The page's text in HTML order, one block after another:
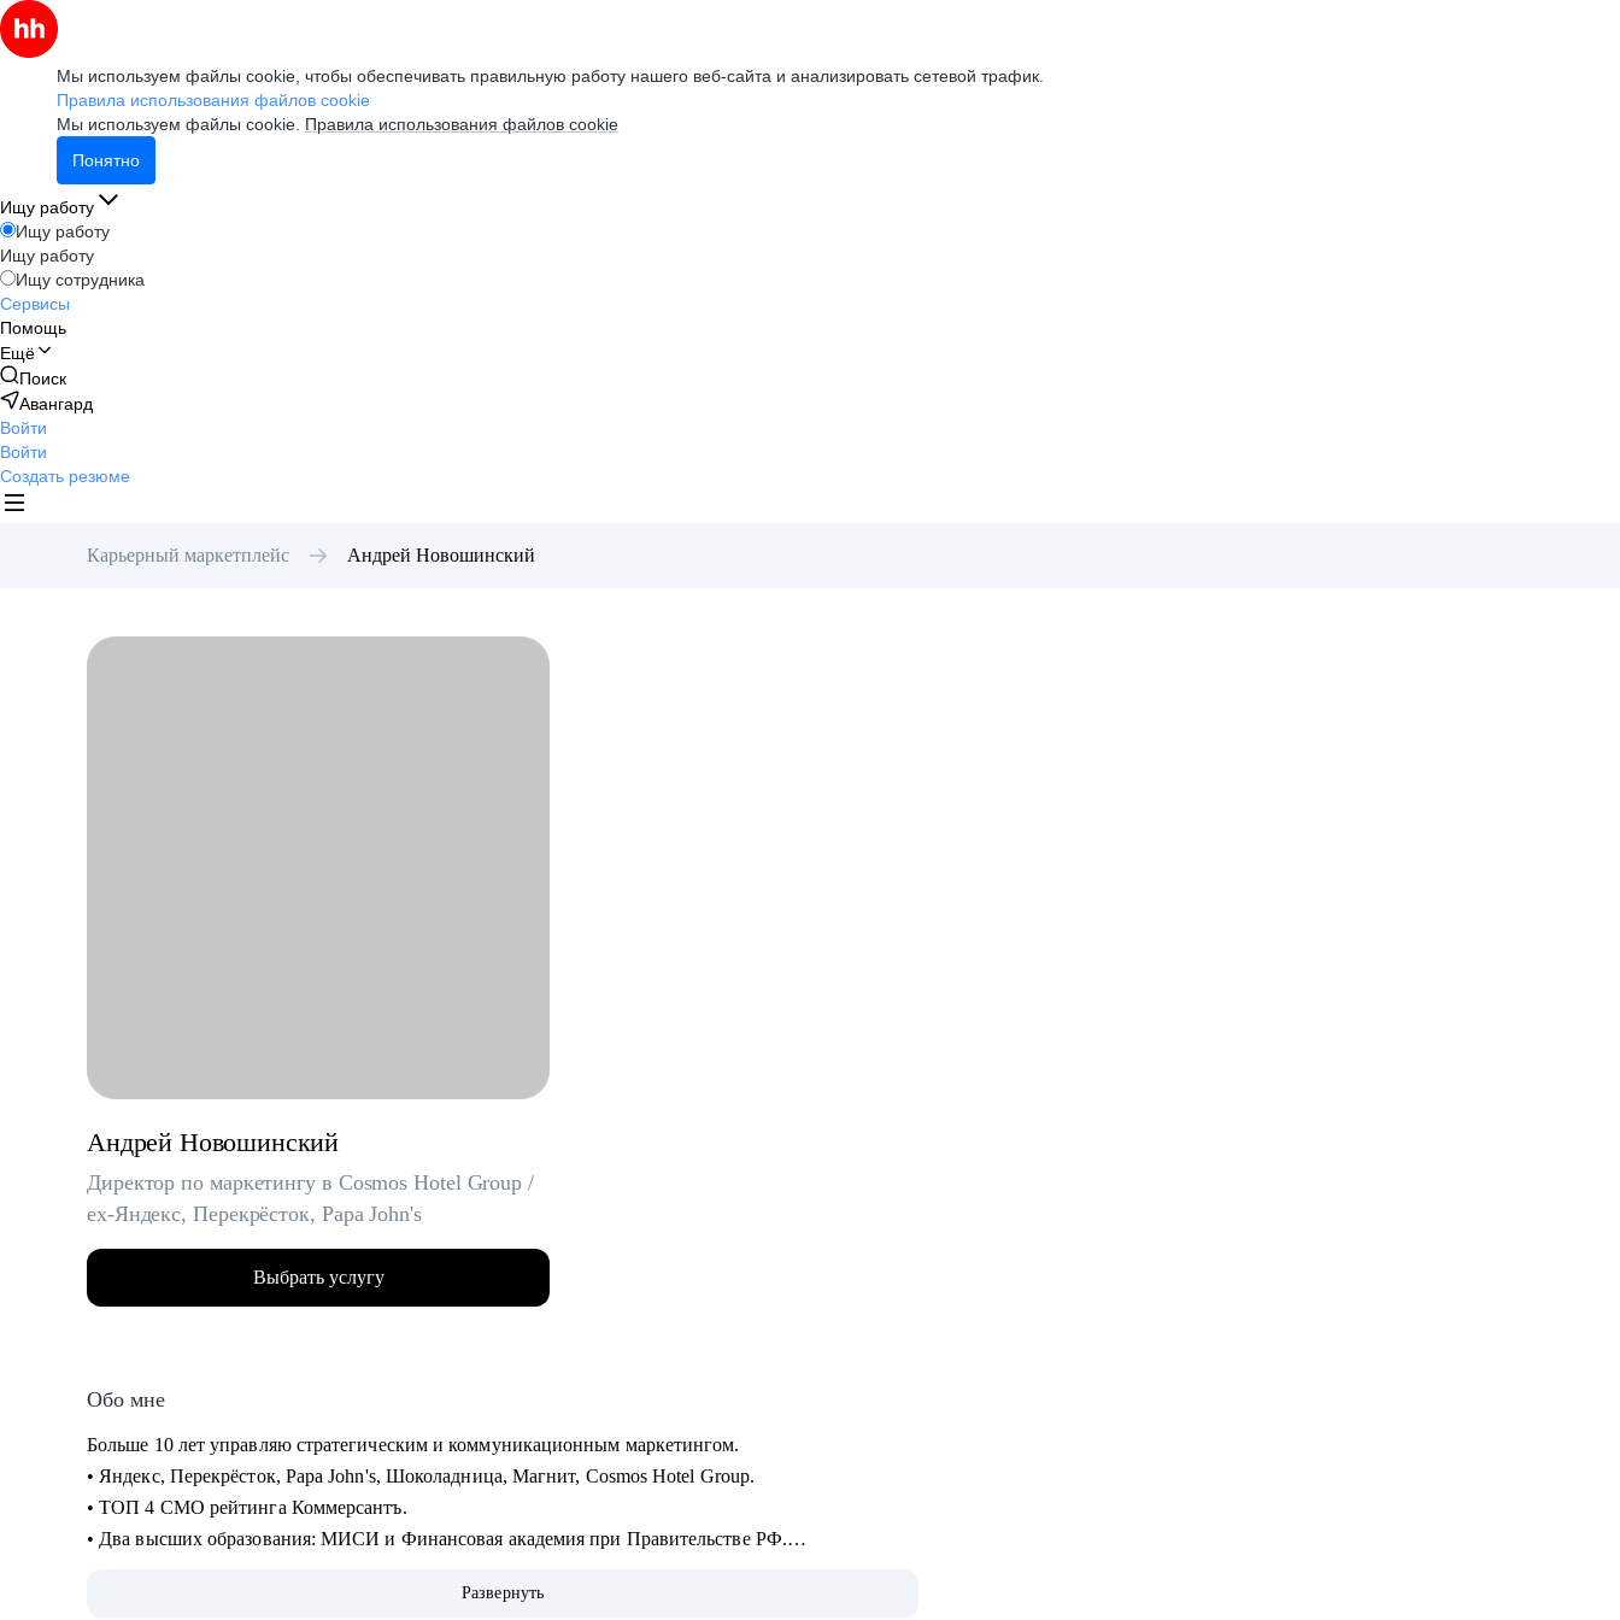
Мы используем файлы cookie, чтобы обеспечивать правильную работу нашего веб-сайта и анализировать сетевой трафик.
Правила использования файлов cookie
Мы используем файлы cookie. Правила использования файлов cookie
Понятно
Ищу работу
Ищу работу
Ищу работу
Ищу сотрудника
Сервисы
Помощь
Ещё
Поиск
Авангард
Войти
Войти
Создать резюме
Карьерный маркетплейс Андрей Новошинский
Андрей Новошинский
Директор по маркетингу в Cosmos Hotel Group /
ex-Яндекс, Перекрёсток, Papa John's
Выбрать услугу
Обо мне
Больше 10 лет управляю стратегическим и коммуникационным маркетингом.
• Яндекс, Перекрёсток, Papa John's, Шоколадница, Магнит, Cosmos Hotel Group.
• ТОП 4 СМО рейтинга Коммерсантъ.
• Два высших образования: МИСИ и Финансовая академия при Правительстве РФ.
• С 2019 года провел 1000+ часов личных консультаций.
Развернуть